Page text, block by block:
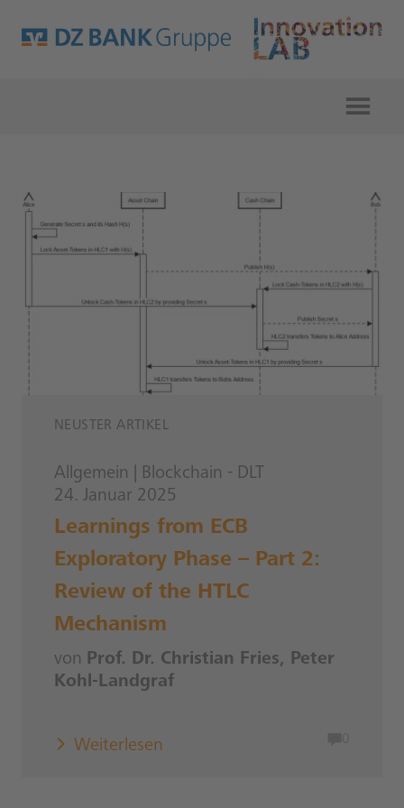
NEUSTER ARTIKEL
Allgemein
Blockchain - DLT
24. Januar 2025
Learnings from ECB
Exploratory Phase – Part 2:
Review of the HTLC
Mechanism
von Prof. Dr. Christian Fries, Peter
Kohl-Landgraf
Weiterlesen